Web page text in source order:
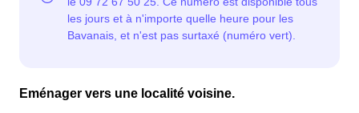
Eménager vers une localité voisine.